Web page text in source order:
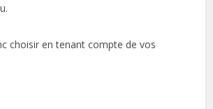
choisir en tenant compte de vos